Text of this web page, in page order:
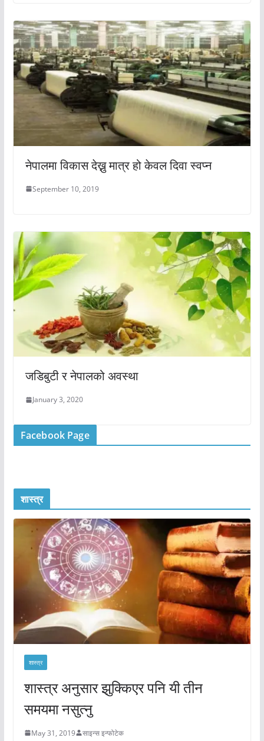
नेपालमा विकास देख्नु मात्र हो केवल दिवा स्वप्न
September 10, 2019
जडिबुटी र नेपालको अवस्था
January 3, 2020
Facebook Page
शास्त्र
शास्त्र
शास्त्र अनुसार झुक्किएर पनि यी तीन
समयमा नसुत्नु
May 31, 2019 साइन्स इन्फोटेक